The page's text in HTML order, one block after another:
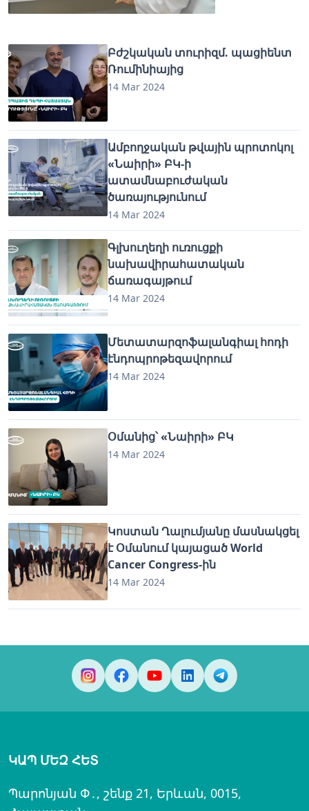
Բժշկական տուրիզմ. պացիենտ
Ռումինիայից
14 Mar 2024
Ամբողջական թվային պրոտոկոլ
«Նաիրի» ԲԿ-ի
ատամնաբուժական
ծառայությունում
14 Mar 2024
Գլխուղեղի ուռուցքի
նախավիրահատական
ճառագայթում
14 Mar 2024
Մետատարզոֆալանգիալ հոդի
էնդոպրոթեզավորում
14 Mar 2024
Օմանից՝ «Նաիրի» ԲԿ
14 Mar 2024
Կոստան Ղալումյանը մասնակցել
է Օմանում կայացած World
Cancer Congress-ին
14 Mar 2024
ԿԱՊ ՄԵԶ ՀԵՏ
Պարոնյան Փ․, շենք 21, Երևան, 0015,